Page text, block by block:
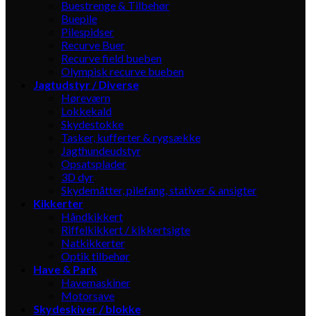
Buestrenge & Tilbehør
Buepile
Pilespidser
Recurve Buer
Recurve field bueben
Olympisk recurve bueben
Jagtudstyr / Diverse
Høreværn
Lokkekald
Skydestokke
Tasker, kufferter & rygsække
Jagthundeudstyr
Opsatsplader
3D dyr
Skydemåtter, pilefang, stativer & ansigter
Kikkerter
Håndkikkert
Riffelkikkert / kikkertsigte
Natkikkerter
Optik tilbehør
Have & Park
Havemaskiner
Motorsave
Skydeskiver / blokke